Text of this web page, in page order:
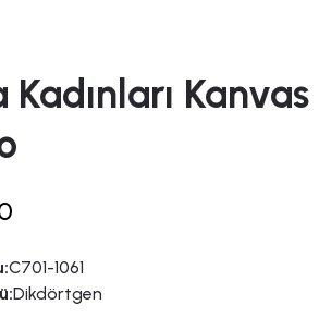
Kadınları Kanvas
C701-1061
Dikdörtgen